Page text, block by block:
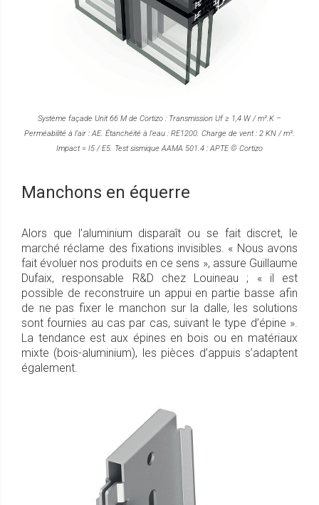
Système façade Unit 66 M de Cortizo : Transmission Uf ≥ 1,4 W / m².K –
Perméabilité à l'air : AE. Étanchéité à l'eau : RE1200. Charge de vent : 2 KN / m².
Impact = I5 / E5. Test sismique AAMA 501.4 : APTE © Cortizo
Manchons en équerre
Alors que l’aluminium disparaît ou se fait discret, le
marché réclame des fixations invisibles. « Nous avons
fait évoluer nos produits en ce sens », assure Guillaume
Dufaix, responsable R&D chez Louineau ; « il est
possible de reconstruire un appui en partie basse afin
de ne pas fixer le manchon sur la dalle, les solutions
sont fournies au cas par cas, suivant le type d’épine ».
La tendance est aux épines en bois ou en matériaux
mixte (bois-aluminium), les pièces d’appuis s’adaptent
également.